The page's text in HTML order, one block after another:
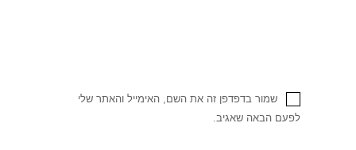
שמור בדפדפן זה את השם, האימייל והאתר שלי
לפעם הבאה שאגיב.